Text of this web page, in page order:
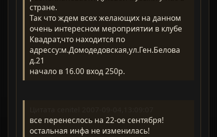
стране.
Так что ждем всех желающих на данном
очень интересном мероприятии в клубе
Квадрат,что находится по
адрессу:м.Домодедовская,ул.Ген.Белова
д.21
начало в 16.00 вход 250р.
все перенеслось на 22-ое сентября!
остальная инфа не изменилась!